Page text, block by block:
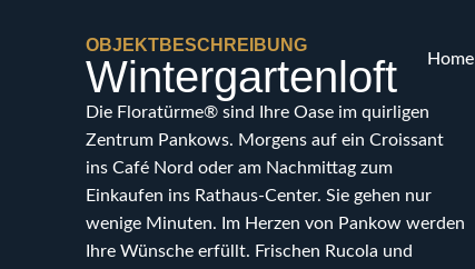
Home
OBJEKTBESCHREIBUNG
Wintergartenloft
Die Floratürme® sind Ihre Oase im quirligen
Zentrum Pankows. Morgens auf ein Croissant
ins Café Nord oder am Nachmittag zum
Einkaufen ins Rathaus-Center. Sie gehen nur
wenige Minuten. Im Herzen von Pankow werden
Ihre Wünsche erfüllt. Frischen Rucola und